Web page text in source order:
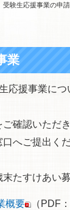
受験生応援事業の申
業
応援事業につ
ご確認いただ
へご提出くだ
たすけあい
概要 （PDF